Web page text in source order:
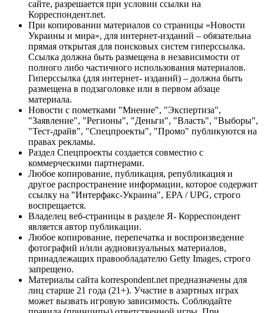
сайте, разрешается при условии ссылки на
Корреспондент.net.
При копировании материалов со страницы «Новости
Украины и мира», для интернет-изданий – обязательна
прямая открытая для поисковых систем гиперссылка.
Ссылка должна быть размещена в независимости от
полного либо частичного использования материалов.
Гиперссылка (для интернет- изданий) – должна быть
размещена в подзаголовке или в первом абзаце
материала.
Новости с пометками "Мнение", "Экспертиза",
"Заявление", "Регионы", "Деньги", "Власть", "Выборы",
"Тест-драйв", "Спецпроекты", "Промо" публикуются на
правах рекламы.
Раздел Спецпроекты создается совместно с
коммерческими партнерами.
Любое копирование, публикация, републикация и
другое распространение информации, которое содержит
ссылку на "Интерфакс-Украина", EPA / UPG, строго
воспрещается.
Владелец веб-страницы в разделе Я- Корреспондент
является автор публикации.
Любое копирование, перепечатка и воспроизведение
фотографий и/или аудиовизуальных материалов,
принадлежащих правообладателю Getty Images, строго
запрещено.
Материалы сайта korrespondent.net предназначены для
лиц старше 21 года (21+). Участие в азартных играх
может вызвать игровую зависимость. Соблюдайте